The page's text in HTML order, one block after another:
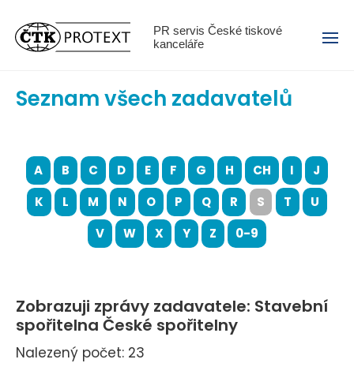
PR servis České tiskové
kanceláře
Menu
Seznam všech zadavatelů
A B C D E F G H CH I
J
K
L M N O P Q R S T
U
V
W X Y Z 0-9
Zobrazuji zprávy zadavatele: Stavební
spořitelna České spořitelny
Nalezený počet: 23